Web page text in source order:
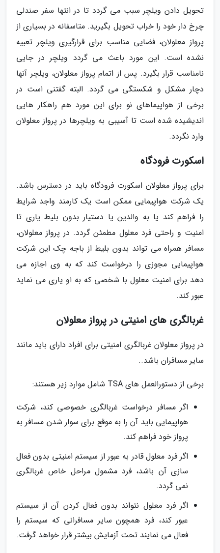
تحویل دادن ویلچر سبب می گردد تا در انتها سفر صندلی
چرخ دار خود را خراب تحویل بگیرید. متاسفانه در بسیاری از
پرواز معلولان، فضایی مناسب برای قرارگیری ویلچر تعبیه
نشده است. این مورد باعث می گردد ویلچر در جایی
نامناسب قرار بگیرد. پس از اتمام پرواز معلولان، ویلچر آنها
دچار مشکل و شکستگی می گردد. البته گفتنی است در
برخی از هواپیماهای نو برای این مورد هم راهکار هایی
اندیشیده شده است تا آسیبی به ویلچرها در پرواز معلولان
وارد نگردد.
اسکورت فرودگاه
برای پرواز معلولان اسکورت فرودگاه باید در دسترس باشد.
یک شرکت هواپیمایی ممکن است یک کارمند واجد شرایط
را فراهم کند یا به والدین یا دستیار بدون بلیط یاری تا
امنیت و راحتی فرد معلول مطمئن گردد. در پرواز معلولان،
مسافر همراه می تواند بدون بلیط از باجه چک این شرکت
هواپیمایی مجوزی را درخواست کند که به وی اجازه می
دهد برای امنیت معلول با شخصی که به او یاری می نماید
عبور کند.
غربالگری های امنیتی در پرواز معلولان
در پرواز معلولان غربالگری امنیتی برای افراد دارای باید مانند
سایر مسافران باشد..
برخی از دستورالعمل های TSA شامل موارد زیر هستند:
اگر مسافر درخواست غربالگری خصوصی کند، شرکت
هواپیمایی باید آن را به موقع برای سوار شدن مسافر به
پرواز خود فراهم کند.
اگر فرد معلول قادر به عبور از سیستم امنیتی بدون فعال
سازی آن باشد، فرد مشمول مراحل خاص غربالگری
نمی گردد.
اگر فرد معلول نتواند بدون فعال کردن آن از سیستم
عبور کند، فرد همچون سایر مسافرانی که سیستم را
فعال می نمایند تحت آزمایش بیشتر قرار خواهد گرفت.